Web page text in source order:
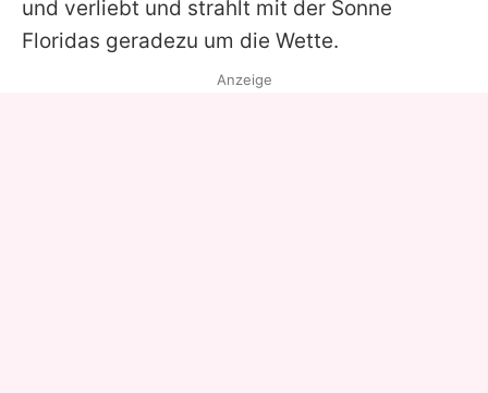
und verliebt und strahlt mit der Sonne
Floridas geradezu um die Wette.
Anzeige